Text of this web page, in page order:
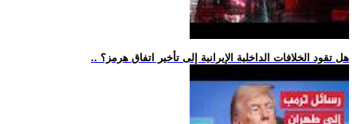
.. هل تقود الخلافات الداخلية الإيرانية إلى تأخير اتفاق هرمز؟